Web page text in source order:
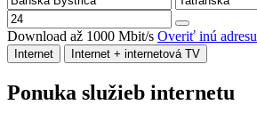
Download až 1000 Mbit/s Overiť inú adresu
Internet Internet + internetová TV
Ponuka služieb internetu